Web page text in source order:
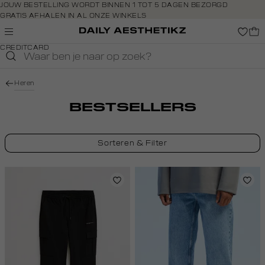
Navigeer
direct naar
de
Open de
direct
JOUW BESTELLING WORDT BINNEN 1 TOT 5 DAGEN BEZORGD
GRATIS AFHALEN IN AL ONZE WINKELS
GRATIS RETOURNEREN BINNEN 14 DAGEN IN DE WINKEL
BETAAL ZOALS JIJ WILT: O.A. BANCONTACT, RIVERTY, APPLE PAY &
CREDITCARD
Heren
BESTSELLERS
Sorteren & Filter